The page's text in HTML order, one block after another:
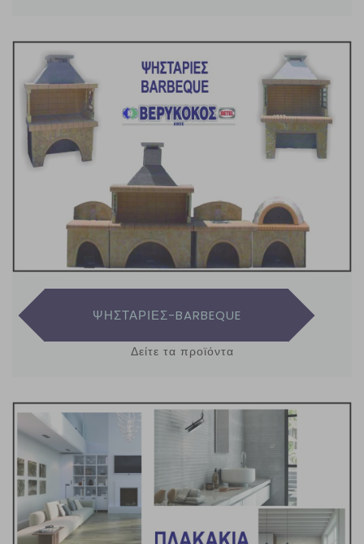
ΨΗΣΤΑΡΙΕΣ-BARBEQUE
Δείτε τα προϊόντα